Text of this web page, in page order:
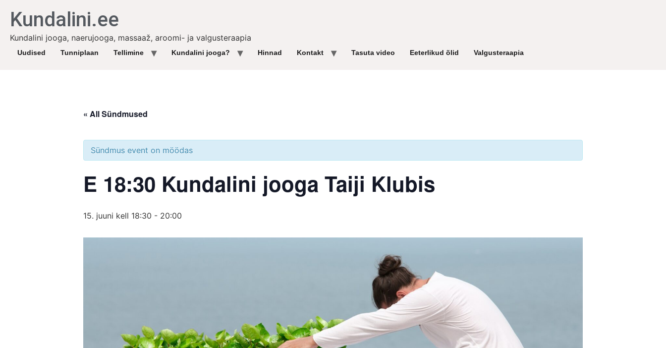
Kundalini.ee
Kundalini jooga, naerujooga, massaaž, aroomi- ja valgusteraapia
Uudised Tunniplaan Tellimine Kundalini jooga? Hinnad Kontakt Tasuta video Eeterlikud õlid Valgusteraapia
« All Sündmused
Sündmus event on möödas
E 18:30 Kundalini jooga Taiji Klubis
15. juuni kell 18:30 - 20:00